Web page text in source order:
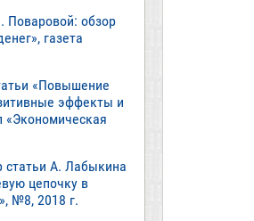
Поваровой: обзор
газета
«Повышение
эффекты и
«Экономическая
статьи А. Лабыкина
цепочку в
№8, 2018 г.